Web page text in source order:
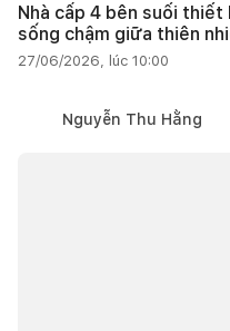
Nhà cấp 4 bên suối
sống chậm giữa thiên
27/06/2026, lúc 10:00
Nguyễn Thu Hằng